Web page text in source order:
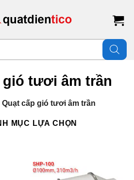
gió tươi âm trần
Quạt cấp gió tươi âm trần
MỤC LỰA CHỌN